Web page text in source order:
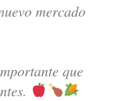
mercado
que